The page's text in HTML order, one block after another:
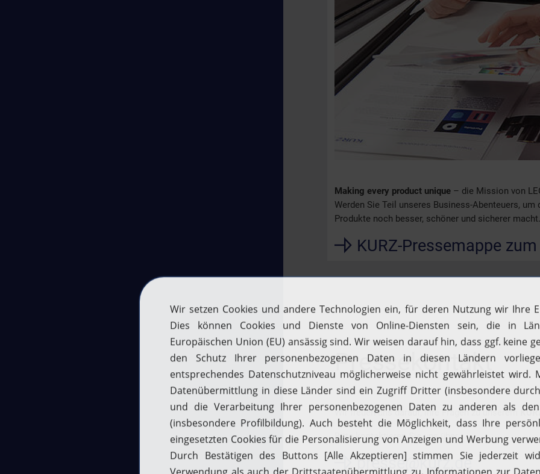
Making every product unique – die Mission von
Werden Sie Teil unseres Business-Abenteuers,
Produkte noch besser, schöner und sicherer
KURZ-Pressemappe
Pressekontakt
Wir freuen uns darauf, Ihre Fragen zu unserem
Bitte kontaktieren Sie uns über:
presse@kurz.de